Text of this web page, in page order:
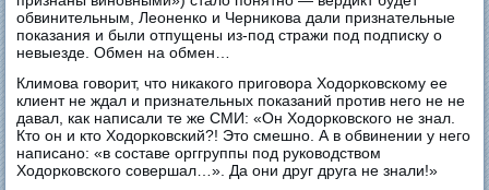
обвинительным, Леоненко и Черникова дали признательные
показания и были отпущены из-под стражи под подписку о
невыезде. Обмен на обмен…
Климова говорит, что никакого приговора Ходорковскому ее
клиент не ждал и признательных показаний против него не не
давал, как написали те же СМИ: «Он Ходорковского не знал.
Кто он и кто Ходорковский?! Это смешно. А в обвинении у него
написано: «в составе орггруппы под руководством
Ходорковского совершал…». Да они друг друга не знали!»